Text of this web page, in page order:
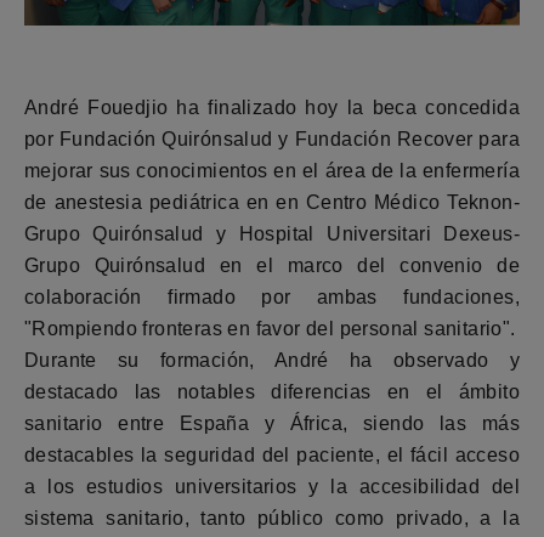
André Fouedjio ha finalizado hoy la beca concedida
por Fundación Quirónsalud y Fundación Recover para
mejorar sus conocimientos en el área de la enfermería
de anestesia pediátrica en en Centro Médico Teknon-
Grupo Quirónsalud y Hospital Universitari Dexeus-
Grupo Quirónsalud en el marco del convenio de
colaboración firmado por ambas fundaciones,
"Rompiendo fronteras en favor del personal sanitario".
Durante su formación, André ha observado y
destacado las notables diferencias en el ámbito
sanitario entre España y África, siendo las más
destacables la seguridad del paciente, el fácil acceso
a los estudios universitarios y la accesibilidad del
sistema sanitario, tanto público como privado, a la